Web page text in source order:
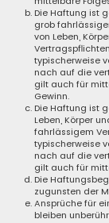
Die Haftung ist
grob
von Leben,
typischerweise
nach auf die
gilt auch für
Gewinn.
Die Haftung ist
Leben, Körper
fahrlässigem
typischerweise
nach auf die
gilt auch für
Die
zugunsten der
Ansprüche für
bleiben